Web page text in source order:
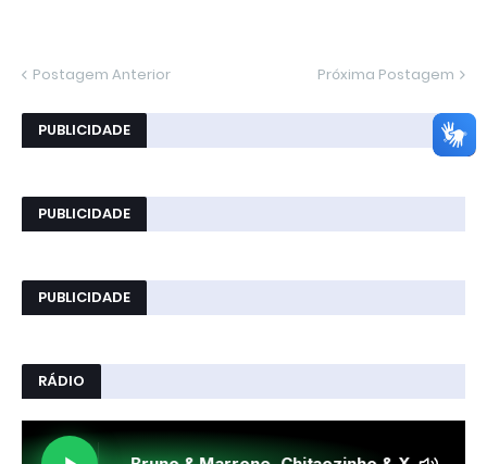
Postagem Anterior Próxima Postagem
PUBLICIDADE
PUBLICIDADE
PUBLICIDADE
RÁDIO